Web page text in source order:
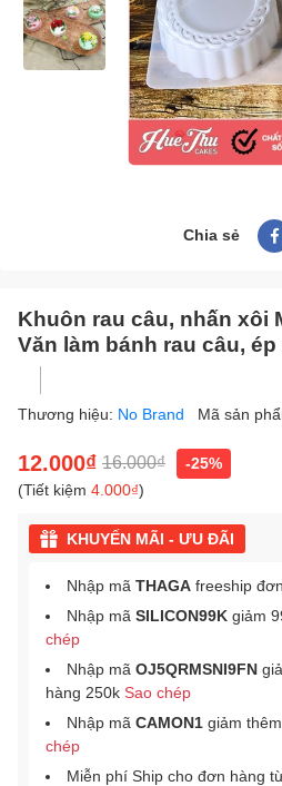
Chia sẻ
Khuôn rau câu, nhấn xôi
Văn làm bánh rau câu, ép
Thương hiệu: No Brand Mã sản
12.000₫ 16.000₫
-25%
(Tiết kiệm 4.000₫)
KHUYẾN MÃI - ƯU ĐÃI
Nhập mã THAGA freeship
Nhập mã SILICON99K giảm
chép
Nhập mã OJ5QRMSNI9FN
hàng 250k Sao chép
Nhập mã CAMON1 giảm
chép
Miễn phí Ship cho đơn hàng